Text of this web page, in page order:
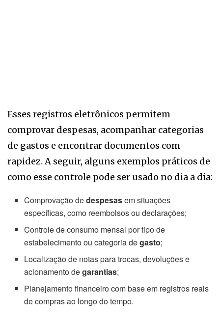
Esses registros eletrônicos permitem
comprovar despesas, acompanhar categorias
de gastos e encontrar documentos com
rapidez. A seguir, alguns exemplos práticos de
como esse controle pode ser usado no dia a dia:
Comprovação dedespesasem situações
específicas, como reembolsos ou declarações;
Controle de consumo mensal por tipo de
estabelecimento ou categoria degasto;
Localização de notas para trocas, devoluções e
acionamento degarantias;
Planejamento financeiro com base em registros reais
de compras ao longo do tempo.